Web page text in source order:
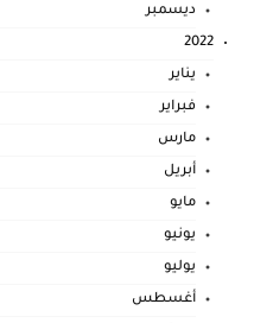
ديسمبر
2022
يناير
فبراير
مارس
أبريل
مايو
يونيو
يوليو
أغسطس